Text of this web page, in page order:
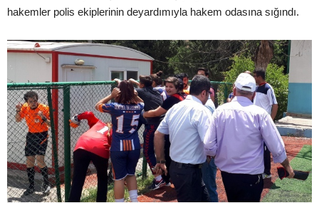
hakemler polis ekiplerinin deyardımıyla hakem odasına sığındı.